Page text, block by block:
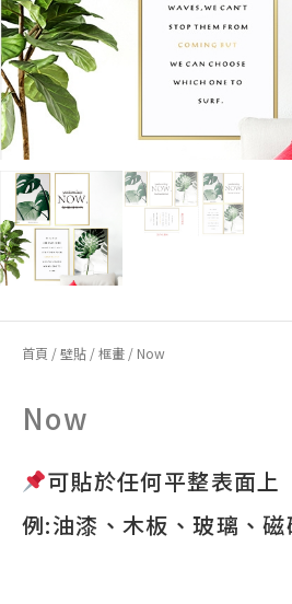
首頁 /壁貼 /框畫 / Now
Now
可貼於任何平整表面上
例:油漆、木板、玻璃、磁